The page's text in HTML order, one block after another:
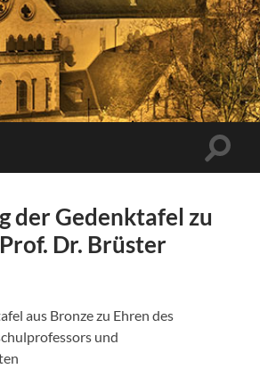
der Gedenktafel zu
Dr. Brüster
aus Bronze zu Ehren des
und